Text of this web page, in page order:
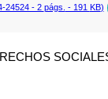
24524 - 2 págs. - 191 KB)